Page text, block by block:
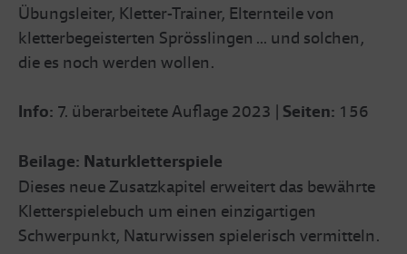
Übungsleiter, Kletter-Trainer, Elternteile von
kletterbegeisterten Sprösslingen ... und solchen,
die es noch werden wollen.
Info: 7. überarbeitete Auflage 2023 | Seiten: 156
Beilage: Naturkletterspiele
Dieses neue Zusatzkapitel erweitert das bewährte
Kletterspielebuch um einen einzigartigen
Schwerpunkt, Naturwissen spielerisch vermitteln.